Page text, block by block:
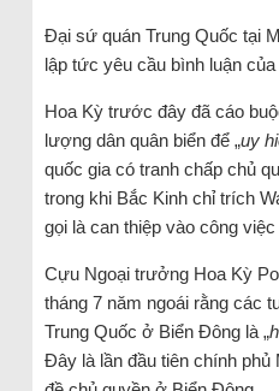
Đại sứ quán Trung Quốc tại
lập tức yêu cầu bình luận của
Hoa Kỳ trước đây đã cáo
lượng dân quân biển để „uy
quốc gia có tranh chấp chủ
trong khi Bắc Kinh chỉ trích
gọi là can thiệp vào công
Cựu Ngoại trưởng Hoa Kỳ
tháng 7 năm ngoái rằng các
Trung Quốc ở Biển Đông là „
Đây là lần đầu tiên chính phủ